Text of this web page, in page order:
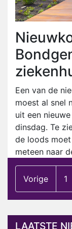
Een van de
moest al snel
uit een
dinsdag. Te
de loods
meteen naar
Vorige 1
LAATSTE